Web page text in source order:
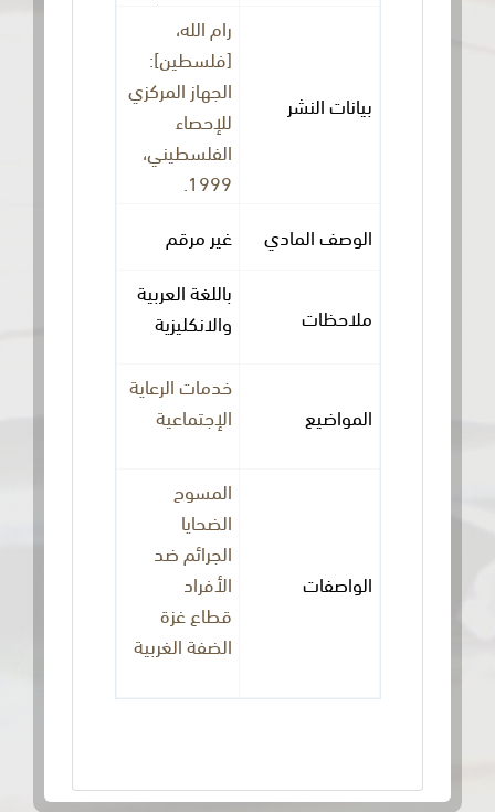
بيانات النشر
رام الله،
[فلسطين]:
الجهاز المركزي
للإحصاء
الفلسطيني،
الوصف المادي
غير مرقم
ملاحظات
باللغة العربية
والانكليزية
المواضيع
خدمات الرعاية
الإجتماعية
الواصفات
المسوح
الجرائم ضد
قطاع غزة
الضفة الغربية